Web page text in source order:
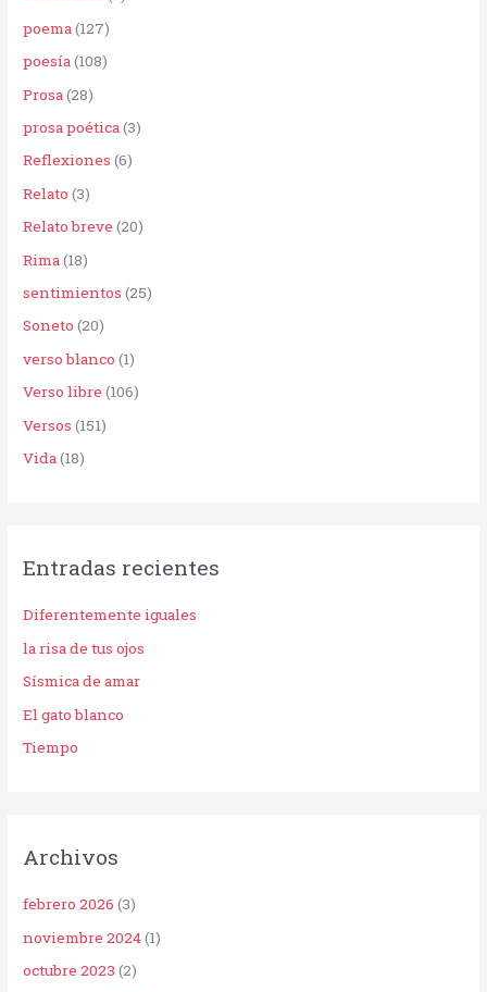
poema(127)
poesía(108)
Prosa(28)
prosa poética(3)
Reflexiones (6)
Relato (3)
Relato breve (20)
Rima(18)
sentimientos (25)
Soneto (20)
verso blanco (1)
Verso libre (106)
Versos (151)
Vida(18)
Entradas recientes
Diferentemente iguales
la risa de tus ojos
Sísmica de amar
El gato blanco
Tiempo
Archivos
febrero 2026 (3)
noviembre 2024(1)
octubre 2023 (2)